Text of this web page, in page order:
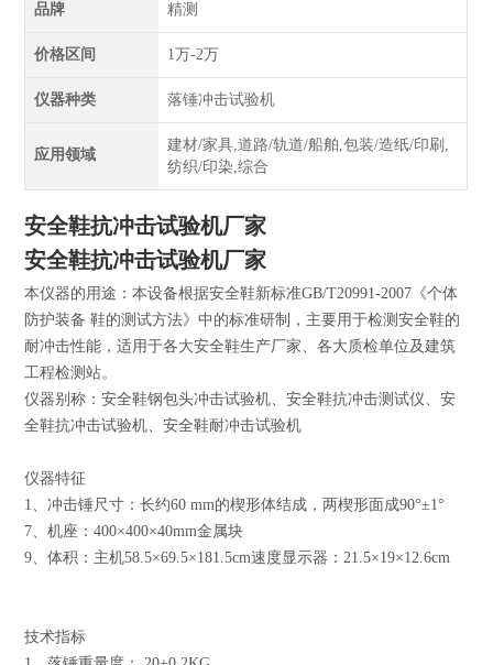
品牌 精测
价格区间 1万-2万
仪器种类 落锤冲击试验机
应用领域
建材/家具,道路/轨道/船舶,包装/造纸/印刷,
纺织/印染,综合
安全鞋抗冲击试验机厂家
安全鞋抗冲击试验机厂家
本仪器的用途：本设备根据安全鞋新标准GB/T20991-2007《个体
防护装备 鞋的测试方法》中的标准研制，主要用于检测安全鞋的
耐冲击性能，适用于各大安全鞋生产厂家、各大质检单位及建筑
工程检测站。
仪器别称：安全鞋钢包头冲击试验机、安全鞋抗冲击测试仪、安
全鞋抗冲击试验机、安全鞋耐冲击试验机
仪器特征
1、冲击锤尺寸：长约60 mm的楔形体结成，两楔形面成90°±1°
7、机座：400×400×40mm金属块
9、体积：主机58.5×69.5×181.5cm速度显示器：21.5×19×12.6cm
技术指标